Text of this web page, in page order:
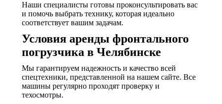
Наши специалисты готовы проконсультировать вас
и помочь выбрать технику, которая идеально
соответствует вашим задачам.
Условия аренды фронтального
погрузчика в Челябинске
Мы гарантируем надежность и качество всей
спецтехники, представленной на нашем сайте. Все
машины регулярно проходят проверку и
техосмотры.